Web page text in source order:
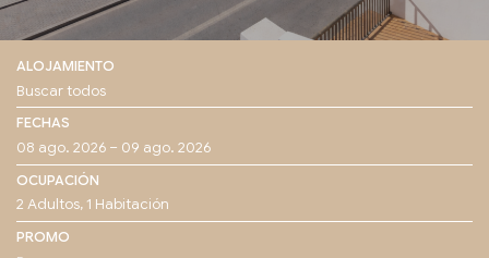
ALOJAMIENTO
FECHAS
OCUPACIÓN
PROMO